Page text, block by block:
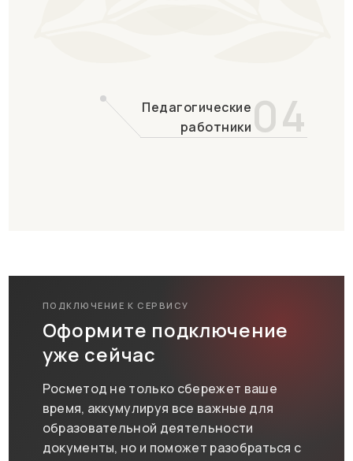
Педагогические
работники 04
ПОДКЛЮЧЕНИЕ К СЕРВИСУ
Оформите подключение
уже сейчас
Росметод не только сбережет ваше
время, аккумулируя все важные для
образовательной деятельности
документы, но и поможет разобраться с